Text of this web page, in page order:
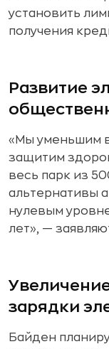
установить
получения
Развитие
«Мы уменьшим
защитим
весь парк из
альтернативы
нулевым
лет», —
зарядки
Байден